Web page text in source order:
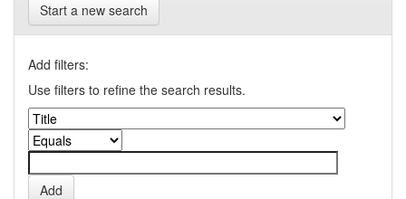
Start a new search
Add filters:
Use filters to refine the search results.